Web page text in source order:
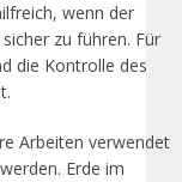
wenn der
zu führen. Für
die Kontrolle des
Arbeiten verwendet
Erde im